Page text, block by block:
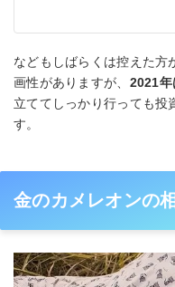
などもしばらくは控えた方
画性がありますが、 2021年
立ててしっかり行っても投
す。
金のカメレオンの